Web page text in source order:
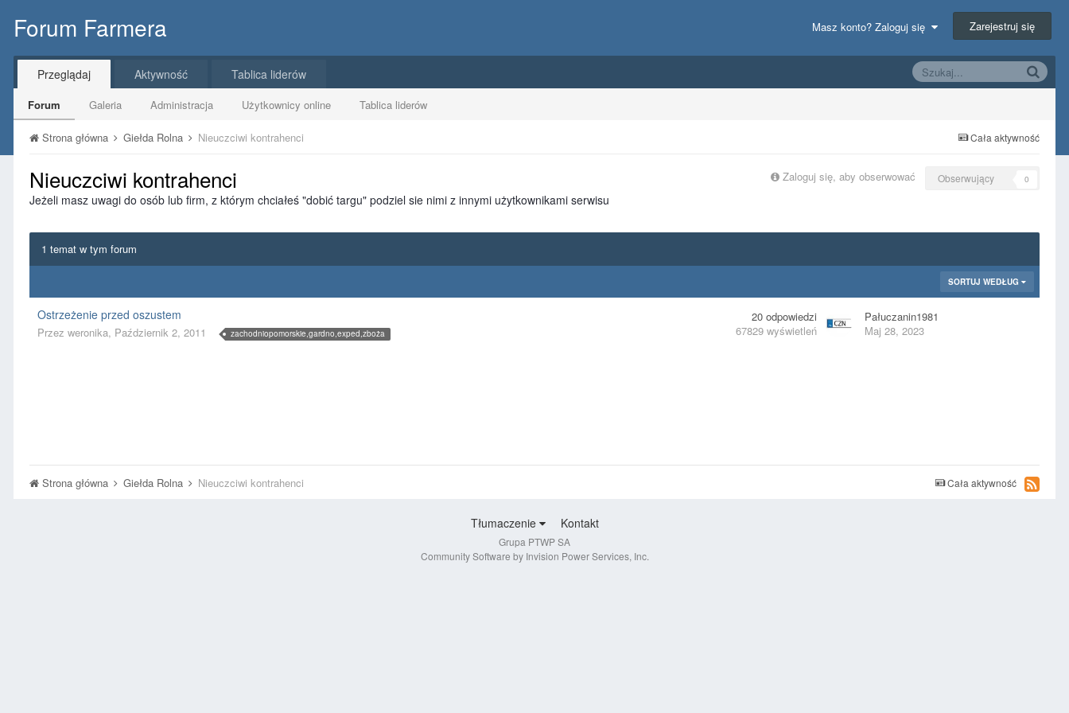
Forum Farmera Masz konto? Zaloguj się Zarejestruj się
Przeglądaj
Forum Galeria Administracja Użytkownicy online Tablica liderów
Aktywność Tablica liderów
Cała aktywność
Strona główna Giełda Rolna Nieuczciwi kontrahenci
Nieuczciwi kontrahenci Zaloguj się, aby obserwować Obserwujący 0
Jeżeli masz uwagi do osób lub firm, z którym chciałeś "dobić targu" podziel sie nimi z innymi użytkownikami serwisu
1 temat w tym forum
SORTUJ WEDŁUG
Ostrzeżenie przed oszustem
Przez weronika, Październik 2, 2011 zachodniopomorskie,gardno,exped,zboża
20 odpowiedzi
67829 wyświetleń
Pałuczanin1981
Maj 28, 2023
Cała aktywność
Strona główna Giełda Rolna Nieuczciwi kontrahenci
Tłumaczenie Kontakt
Grupa PTWP SA
Community Software by Invision Power Services, Inc.